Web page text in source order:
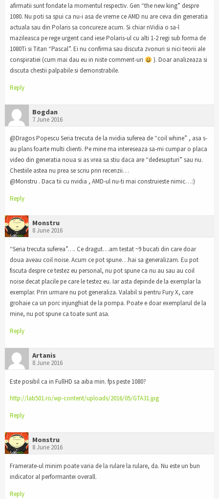
afirmatii sunt fondate la momentul respectiv. Gen “the new king” despre
1080. Nu poti sa spui ca nu-i asa de vreme ce AMD nu are ceva din generatia
actuala sau din Polaris sa concureze acum. Si chiar nVidia o sa-l
mazileasca pe rege urgent cand iese Polaris-ul cu alti 1-2 regi sub forma de
1080Ti si Titan “Pascal”. Ei nu confirma sau discuta zvonuri si nici teorii ale
conspiratiei (cum mai dau eu in niste comment-uri
). Doar analizeaza si
discuta chestii palpabile si demonstrabile.
Reply
Bogdan
7 June 2016
@Dragos Popescu Seria trecuta de la nvidia suferea de “coil whine” , asa s-
au plans foarte multi clienti. Pe mine ma intereseaza sa-mi cumpar o placa
video din generatia noua si as vrea sa stiu daca are “dedesupturi” sau nu.
Chestiile astea nu prea se scriu prin recenzii…
@Monstru . Daca tii cu nvidia , AMD-ul nu-ti mai construieste nimic…:)
Reply
Monstru
8 June 2016
“Seria trecuta suferea”…. Ce dragut…am testat ~9 bucati din care doar
doua aveau coil noise. Acum ce pot spune…hai sa generalizam. Eu pot
fiscuta despre ce testez eu personal, nu pot spune ca nu au sau au coil
noise decat placile pe care le testez eu. Iar asta depinde de la exemplar la
exemplar. Prin urmare nu pot generaliza. Valabil si pentru Fury X, care
grohaie ca un porc injunghiat de la pompa. Poate e doar exemplarul de la
mine, nu pot spune ca toate sunt asa.
Reply
Artanis
8 June 2016
Este posibil ca in FullHD sa aiba min. fps peste 1080?
http://lab501.ro/wp-content/uploads/2016/05/GTA31.jpg
Reply
Monstru
8 June 2016
Framerate-ul minim poate varia de la rulare la rulare, da. Nu este un bun
indicator al performantei overall.
Reply